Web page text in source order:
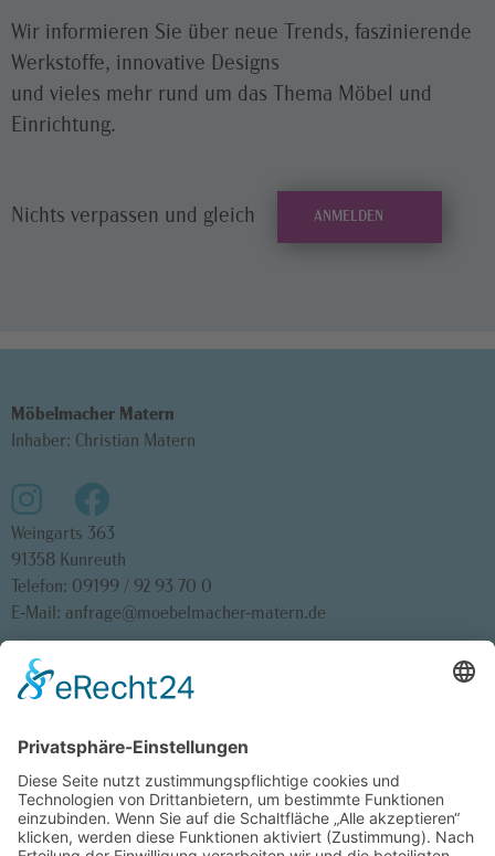
Wir informieren Sie über neue Trends, faszinierende
Werkstoffe, innovative Designs
und vieles mehr rund um das Thema Möbel und
Einrichtung.
Nichts verpassen und gleich ANMELDEN
Möbelmacher Matern
Inhaber: Christian Matern
Weingarts 363
91358 Kunreuth
Telefon: 09199 / 92 93 70 0
E-Mail: anfrage@moebelmacher-matern.de
Startseite
Teilnahmebedingungen Gewinnspiel
Datenschutz
Cookie-Einstellungen